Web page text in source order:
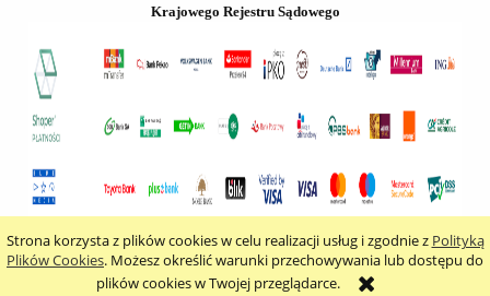
Strona korzysta z plików cookies w celu realizacji usług i zgodnie z Polityką
Plików Cookies. Możesz określić warunki przechowywania lub dostępu do
plików cookies w Twojej przeglądarce.
Krajowego Rejestru Sądowego
pokaż pełną wersję strony
Sklep internetowy Shoper.pl